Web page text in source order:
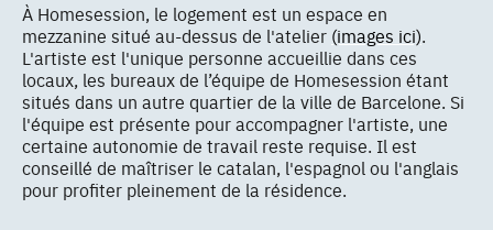
À Homesession, le logement est un espace en
mezzanine situé au-dessus de l'atelier (images ici).
L'artiste est l'unique personne accueillie dans ces
locaux, les bureaux de l’équipe de Homesession étant
situés dans un autre quartier de la ville de Barcelone. Si
l'équipe est présente pour accompagner l'artiste, une
certaine autonomie de travail reste requise. Il est
conseillé de maîtriser le catalan, l'espagnol ou l'anglais
pour profiter pleinement de la résidence.